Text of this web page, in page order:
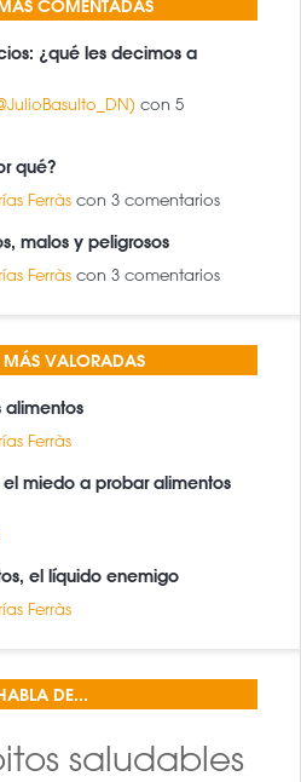
COMENTADAS
¿qué les decimos a
con 5
qué?
Ferràs con 3 comentarios
malos y peligrosos
Ferràs con 3 comentarios
MÁS VALORADAS
alimentos
Ferràs
miedo a probar alimentos
el líquido enemigo
Ferràs
DE...
saludables